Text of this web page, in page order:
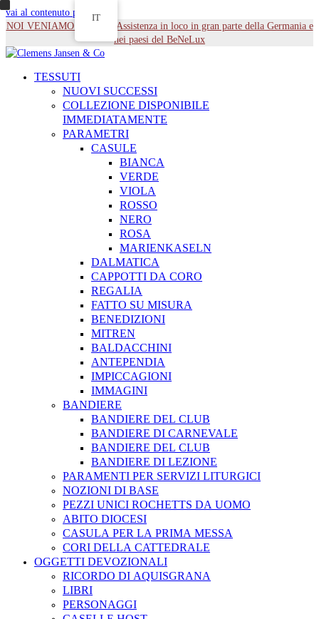
vai al contenuto principale
NOI VENIAMO DA TE - Assistenza in loco in gran parte della Germania e
nei paesi del BeNeLux
TESSUTI
NUOVI SUCCESSI
COLLEZIONE DISPONIBILE
IMMEDIATAMENTE
PARAMETRI
CASULE
BIANCA
VERDE
VIOLA
ROSSO
NERO
ROSA
MARIENKASELN
DALMATICA
CAPPOTTI DA CORO
REGALIA
FATTO SU MISURA
BENEDIZIONI
MITREN
BALDACCHINI
ANTEPENDIA
IMPICCAGIONI
IMMAGINI
BANDIERE
BANDIERE DEL CLUB
BANDIERE DI CARNEVALE
BANDIERE DEL CLUB
BANDIERE DI LEZIONE
PARAMENTI PER SERVIZI LITURGICI
NOZIONI DI BASE
PEZZI UNICI ROCHETTS DA UOMO
ABITO DIOCESI
CASULA PER LA PRIMA MESSA
CORI DELLA CATTEDRALE
OGGETTI DEVOZIONALI
RICORDO DI AQUISGRANA
LIBRI
PERSONAGGI
IT